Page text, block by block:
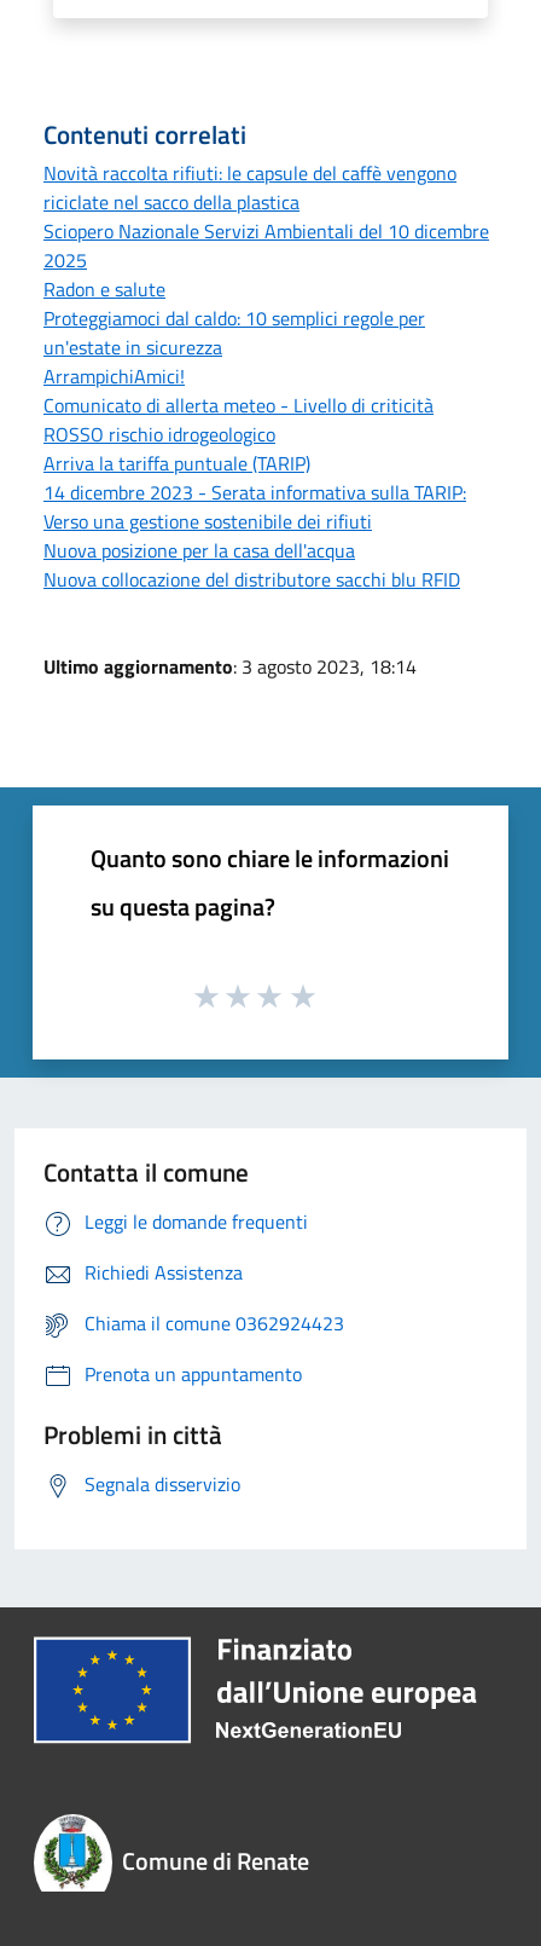
Contenuti correlati
Novità raccolta rifiuti: le capsule del caffè vengono
riciclate nel sacco della plastica
Sciopero Nazionale Servizi Ambientali del 10 dicembre
2025
Radon e salute
Proteggiamoci dal caldo: 10 semplici regole per
un'estate in sicurezza
ArrampichiAmici!
Comunicato di allerta meteo - Livello di criticità
ROSSO rischio idrogeologico
Arriva la tariffa puntuale (TARIP)
14 dicembre 2023 - Serata informativa sulla TARIP:
Verso una gestione sostenibile dei rifiuti
Nuova posizione per la casa dell'acqua
Nuova collocazione del distributore sacchi blu RFID
Ultimo aggiornamento: 3 agosto 2023, 18:14
Quanto sono chiare le informazioni
su questa pagina?
Contatta il comune
Leggi le domande frequenti
Richiedi Assistenza
Chiama il comune 0362924423
Prenota un appuntamento
Problemi in città
Segnala disservizio
Comune di Renate